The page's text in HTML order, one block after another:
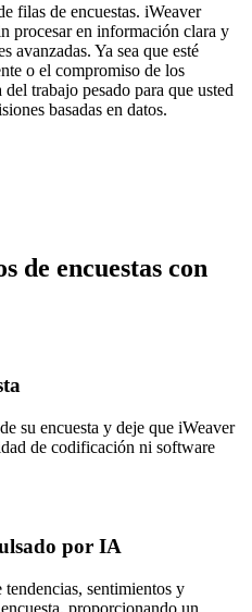
filas de encuestas. iWeaver
procesar en información clara y
avanzadas. Ya sea que esté
o el compromiso de los
trabajo pesado para que usted
basadas en datos.
de encuestas con
su encuesta y deje que iWeaver
de codificación ni software
por IA
sentimientos y
proporcionando un